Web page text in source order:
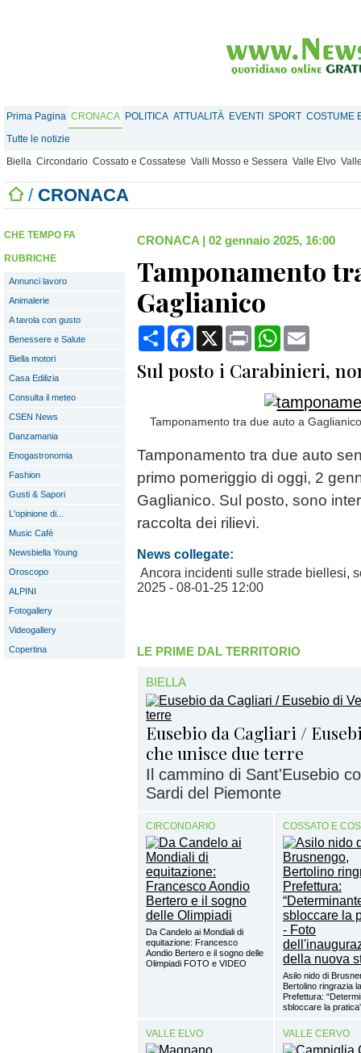
Prima Pagina CRONACA POLITICA ATTUALITÀ EVENTI SPORT COSTUME
Tutte le notizie
Biella Circondario Cossato e Cossatese Valli Mosso e Sessera Valle Elvo
/ CRONACA
CHE TEMPO FA
RUBRICHE
Annunci lavoro
Animalerie
A tavola con gusto
Benessere e Salute
Biella motori
Casa Edilizia
Consulta il meteo
CSEN News
Danzamania
Enogastronomia
Fashion
Gusti & Sapori
L'opinione di...
Music Cafè
Newsbiella Young
Oroscopo
ALPINI
Fotogallery
Videogallery
Copertina
CRONACA | 02 gennaio 2025, 16:00
Tamponamento
Gaglianico
CondividiFacebook
X Print WhatsApp
Sul posto i Carabinieri,
Tamponamento tra due auto a
Tamponamento tra due auto
primo pomeriggio di oggi, 2
Gaglianico. Sul posto, sono
raccolta dei rilievi.
News collegate:
Ancora incidenti sulle strade biellesi,
2025 - 08-01-25 12:00
LE PRIME DAL TERRITORIO
BIELLA
Eusebio da Cagliari /
che unisce due terre
Il cammino di Sant'Eusebio
Sardi del Piemonte
CIRCONDARIO
Da Candelo ai Mondiali di
equitazione: Francesco
Aondio Bertero e il sogno delle
Olimpiadi FOTO e VIDEO
COSSATO E
Asilo nido di
Bertolino ringrazia la
Prefettura:
sbloccare la
VALLE ELVO VALLE CERVO